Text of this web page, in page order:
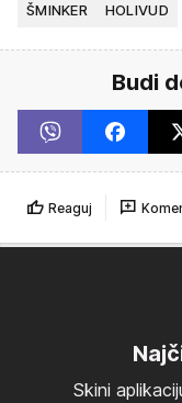
ŠMINKER HOLIVUD
Budi
Reaguj
Skini